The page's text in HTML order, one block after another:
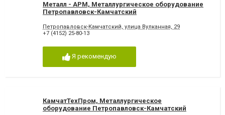
Металл - АРМ, Металлургическое оборудование
Петропавловск-Камчатский
Петропавловск-Камчатский, улица Вулканная, 29
+7 (4152) 25-80-13
Я рекомендую
КамчатТехПром, Металлургическое
оборудование Петропавловск-Камчатский